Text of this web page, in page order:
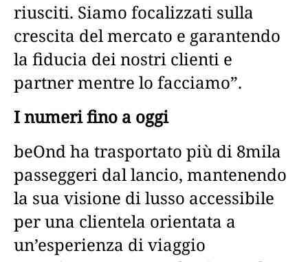
riusciti. Siamo focalizzati sulla
crescita del mercato e garantendo
la fiducia dei nostri clienti e
partner mentre lo facciamo”.
I numeri fino a oggi
beOnd ha trasportato più di 8mila
passeggeri dal lancio, mantenendo
la sua visione di lusso accessibile
per una clientela orientata a
un’esperienza di viaggio